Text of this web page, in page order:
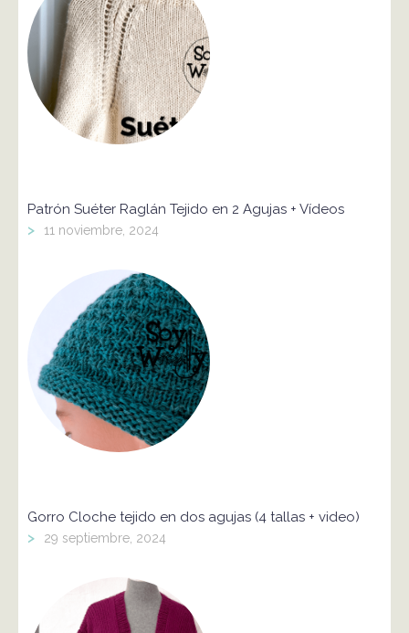
Patrón Suéter Raglán Tejido en 2 Agujas + Vídeos
> 11 noviembre, 2024
Gorro Cloche tejido en dos agujas (4 tallas + video)
> 29 septiembre, 2024